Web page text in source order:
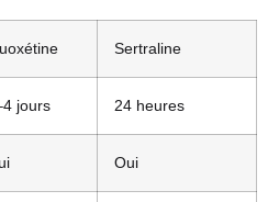
Sertraline
jours 24 heures
Oui